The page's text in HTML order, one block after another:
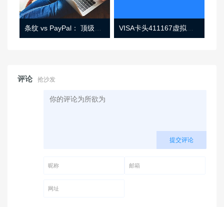
条纹 vs PayPal： 顶级功能， 定价 （和更多！ VISA卡头411167虚拟卡基础信息
评论 抢沙发
提交评论